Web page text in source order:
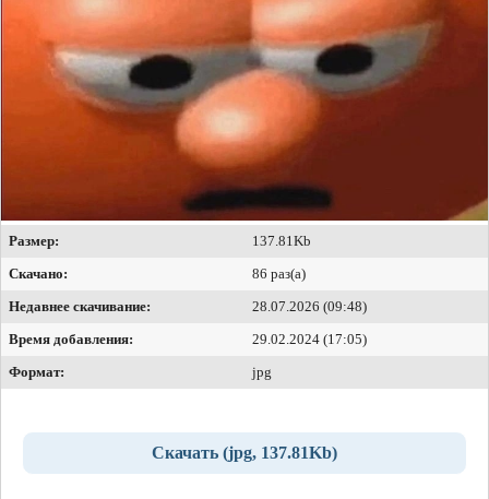
Размер:
137.81Kb
Скачано:
86 раз(а)
Недавнее скачивание:
28.07.2026 (09:48)
Время добавления:
29.02.2024 (17:05)
Формат:
jpg
Скачать (jpg, 137.81Kb)